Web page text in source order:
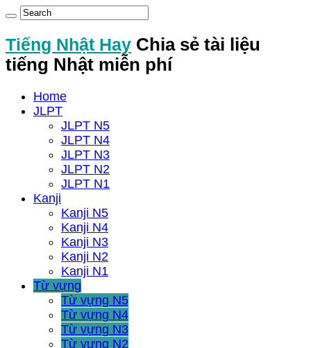
Tiếng Nhật Hay Chia sẻ tài liệu
tiếng Nhật miễn phí
Home
JLPT
JLPT N5
JLPT N4
JLPT N3
JLPT N2
JLPT N1
Kanji
Kanji N5
Kanji N4
Kanji N3
Kanji N2
Kanji N1
Từ vựng
Từ vựng N5
Từ vựng N4
Từ vựng N3
Từ vựng N2